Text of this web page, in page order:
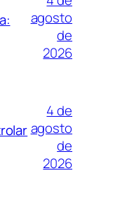
agosto
de
2026
4 de
agosto
de
2026